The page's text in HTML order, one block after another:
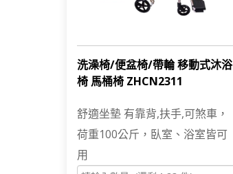
洗澡椅/便盆椅/帶輪 移動式沐浴
椅 馬桶椅 ZHCN2311
舒適坐墊 有靠背,扶手,可煞車，
荷重100公斤，臥室、浴室皆可
用